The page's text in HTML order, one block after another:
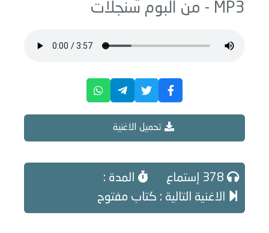
MP3 - من البوم
سنجلات
تحميل الاغنية
المدة :
الاغنية التالية : كتاب مفتوح